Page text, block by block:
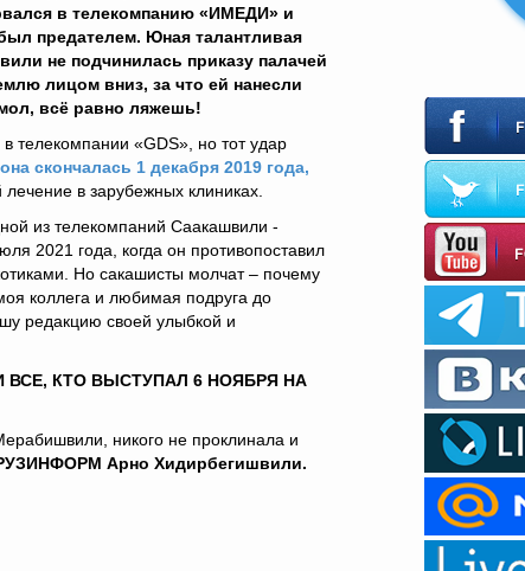
в телекомпанию «ИМЕДИ» и
предателем. Юная талантливая
не подчинилась приказу палачей
лицом вниз, за что ей нанесли
всё равно ляжешь!
в телекомпании «GDS», но тот удар
скончалась 1 декабря 2019 года,
в зарубежных клиниках.
из телекомпаний Саакашвили -
2021 года, когда он противопоставил
Но сакашисты молчат – почему
коллега и любимая подруга до
редакцию своей улыбкой и
КТО ВЫСТУПАЛ 6 НОЯБРЯ НА
никого не проклинала и
Арно Хидирбегишвили.